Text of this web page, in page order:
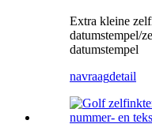
Extra kleine
datumstempel/
datumstempel
navraagdetail